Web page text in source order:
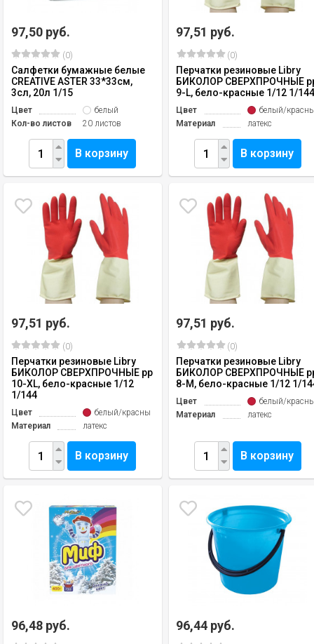
97,50 руб.
(0)
Салфетки бумажные белые
CREATIVE ASTER 33*33см,
3сл, 20л 1/15
Цвет
белый
Кол-во листов
20 листов
В корзину
97,51 руб.
(0)
Перчатки резиновые Libry
БИКОЛОР СВЕРХПРОЧНЫЕ
9-L, бело-красные 1/12 1/
Цвет
белый/
Материал
латекс
В корзину
97,51 руб.
(0)
Перчатки резиновые Libry
БИКОЛОР СВЕРХПРОЧНЫЕ рр
10-ХL, бело-красные 1/12
1/144
Цвет
белый/красный
Материал
латекс
В корзину
97,51 руб.
(0)
Перчатки резиновые Libry
БИКОЛОР СВЕРХПРОЧНЫЕ
8-М, бело-красные 1/12 1/
Цвет
белый/
Материал
латекс
В корзину
96,48 руб. 96,44 руб.